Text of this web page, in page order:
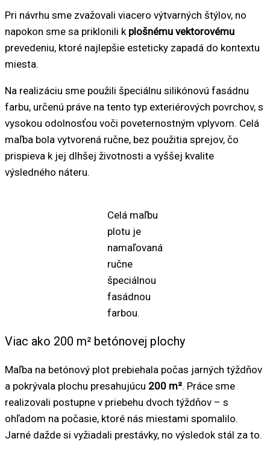
Pri návrhu sme zvažovali viacero výtvarných štýlov, no
napokon sme sa priklonili k plošnému vektorovému
prevedeniu, ktoré najlepšie esteticky zapadá do kontextu
miesta.
Na realizáciu sme použili špeciálnu silikónovú fasádnu
farbu, určenú práve na tento typ exteriérových povrchov, s
vysokou odolnosťou voči poveternostným vplyvom. Celá
maľba bola vytvorená ručne, bez použitia sprejov, čo
prispieva k jej dlhšej životnosti a vyššej kvalite
výsledného náteru.
Celá maľbu
plotu je
namaľovaná
ručne
špeciálnou
fasádnou
farbou.
Viac ako 200 m² betónovej plochy
Maľba na betónový plot prebiehala počas jarných týždňov
a pokrývala plochu presahujúcu 200 m². Práce sme
realizovali postupne v priebehu dvoch týždňov – s
ohľadom na počasie, ktoré nás miestami spomalilo.
Jarné dažde si vyžiadali prestávky, no výsledok stál za to.